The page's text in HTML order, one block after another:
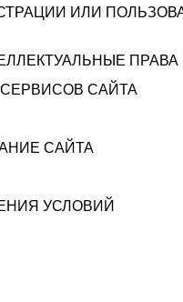
ИЛИ
ПРАВА
САЙТА
САЙТА
УСЛОВИЙ